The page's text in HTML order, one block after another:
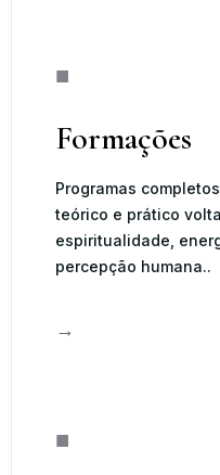
■
Formações
Programas
teórico e prático
espiritualidade,
percepção humana..
→
■